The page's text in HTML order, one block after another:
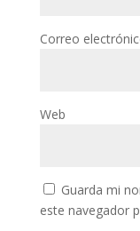
Correo
Web
Guarda mi
este navegador